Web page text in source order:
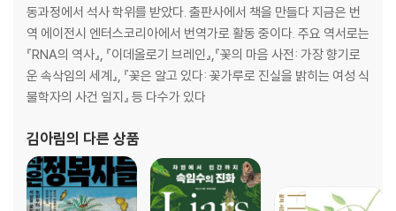
동과정에서 석사 학위를 받았다. 출판사에서 책을 만들다 지금은 번
역 에이전시 엔터스코리아에서 번역가로 활동 중이다. 주요 역서로는
『RNA의 역사』, 『이데올로기 브레인』,『꽃의 마음 사전: 가장 향기로
운 속삭임의 세계』, 『꽃은 알고 있다: 꽃가루로 진실을 밝히는 여성 식
물학자의 사건 일지』 등 다수가 있다
김아림의 다른 상품